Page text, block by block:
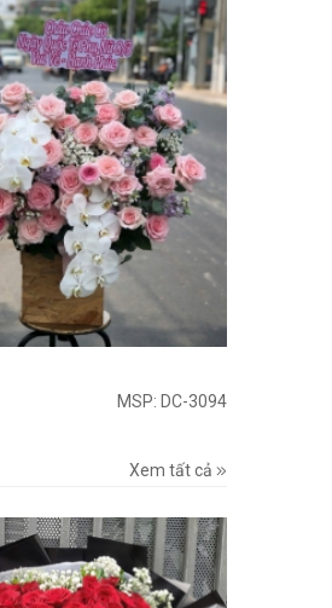
MSP: DC-3094
Mua ngay
Xem tất cả